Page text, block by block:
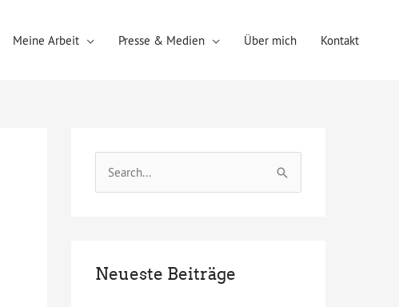
Meine Arbeit Presse & Medien Über mich Kontakt
n
Neueste Beiträge